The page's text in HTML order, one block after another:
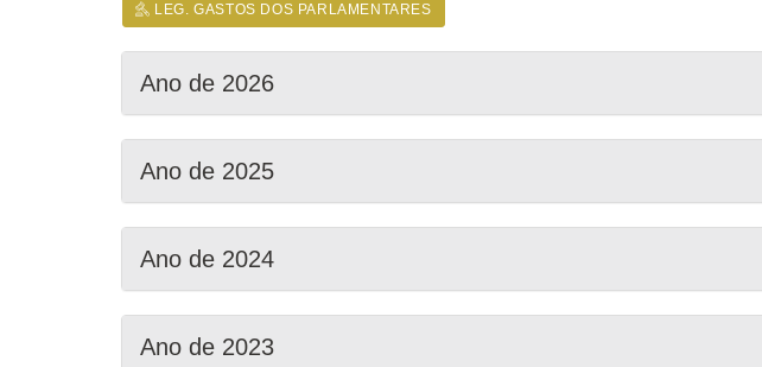
LEG. GASTOS DOS PARLAMENTARES
Ano de 2026
Ano de 2025
Ano de 2024
Ano de 2023